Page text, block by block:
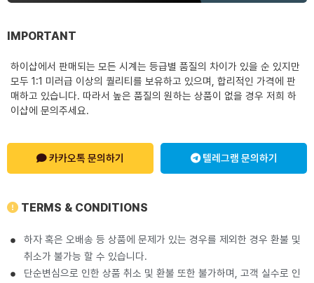
IMPORTANT
하이샵에서 판매되는 모든 시계는 등급별 품질의 차이가 있을 순 있지만
모두 1:1 미러급 이상의 퀄리티를 보유하고 있으며, 합리적인 가격에 판
매하고 있습니다. 따라서 높은 품질의 원하는 상품이 없을 경우 저희 하
이샵에 문의주세요.
카카오톡 문의하기 텔레그램 문의하기
TERMS & CONDITIONS
하자 혹은 오배송 등 상품에 문제가 있는 경우를 제외한 경우 환불 및
취소가 불가능 할 수 있습니다.
단순변심으로 인한 상품 취소 및 환불 또한 불가하며, 고객 실수로 인